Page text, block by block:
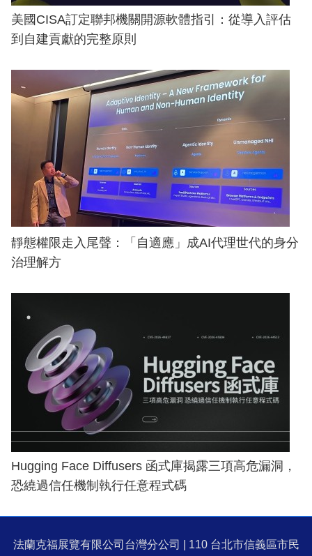
美國CISA訂定聯邦機關開源軟體指引：從導入評估
到自建貢獻的完整原則
靜態權限走入尾聲：「自適應」成AI代理世代的身分
治理解方
Hugging Face Diffusers 函式庫揭露三項高危漏洞，
恐繞過信任機制執行任意程式碼
法蘭克福展覽有限公司台灣分公司 | 110 台北市信義區市民